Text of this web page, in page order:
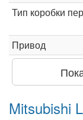
Тип коробки
Привод
Mitsubishi